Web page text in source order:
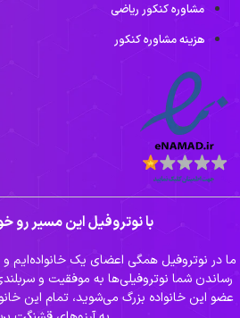
مشاوره کنکور ریاضی
هزینه مشاوره کنکور
با نوتروفیل این مسیر رو
ما در نوتروفیل همگی اعضای یک خانواده‌ایم
رساندن شما نوتروفیلی‌ها به موفقیت و
عضو این خانواده بزرگ می‌شوید، تمام این